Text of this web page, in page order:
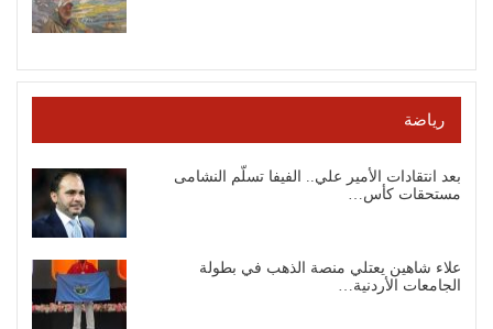
رياضة
بعد انتقادات الأمير علي.. الفيفا تسلّم النشامى
مستحقات كأس…
علاء شاهين يعتلي منصة الذهب في بطولة
الجامعات الأردنية…